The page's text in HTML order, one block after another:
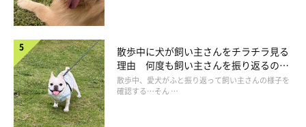
散歩中に犬が飼い主さんをチラチラ見る
理由 何度も飼い主さんを振り返るのは
なぜ？
散歩中、愛犬がふと振り返って飼い主さんの様子を
確認する…そん …